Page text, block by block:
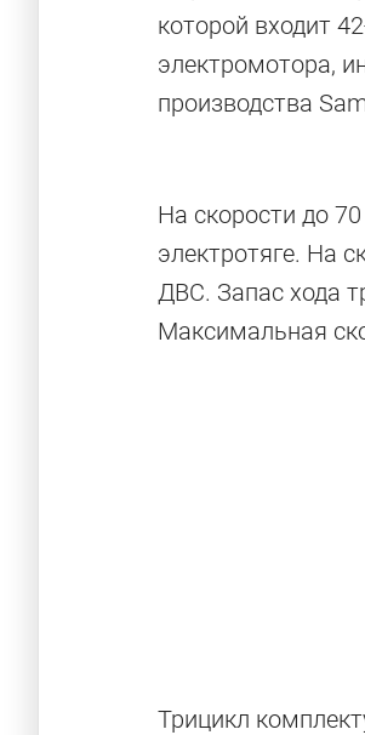
которой входит
электромотора,
производства
На скорости до
электротяге. На
ДВС. Запас хода
Максимальная
Трицикл